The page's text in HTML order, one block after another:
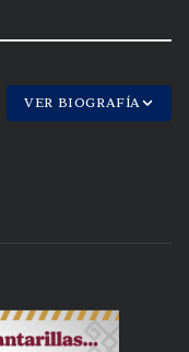
VER BIOGRAFÍA